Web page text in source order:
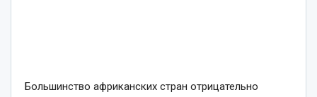
Большинство африканских стран отрицательно